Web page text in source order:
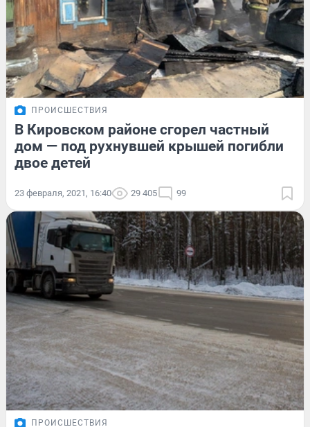
ПРОИСШЕСТВИЯ
В Кировском районе сгорел частный
дом — под рухнувшей крышей погибли
двое детей
23 февраля, 2021, 16:40 29 405 99
ПРОИСШЕСТВИЯ